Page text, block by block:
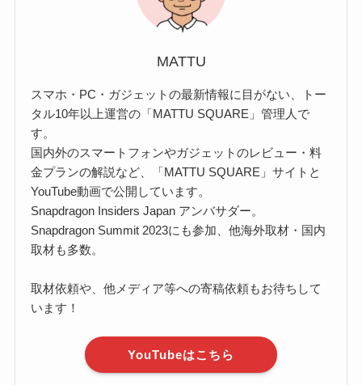
MATTU
スマホ・PC・ガジェットの最新情報に目がない、トー
タル10年以上運営の「MATTU SQUARE」管理人で
す。
国内外のスマートフォンやガジェットのレビュー・料
金プランの解説など、「MATTU SQUARE」サイトと
YouTube動画で公開しています。
Snapdragon Insiders Japan アンバサダー。
Snapdragon Summit 2023にも参加、他海外取材・国内
取材も多数。
取材依頼や、他メディア等への寄稿依頼もお待ちして
います！
YouTubeはこちら